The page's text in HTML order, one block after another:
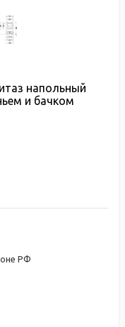
напольный
и бачком
РФ